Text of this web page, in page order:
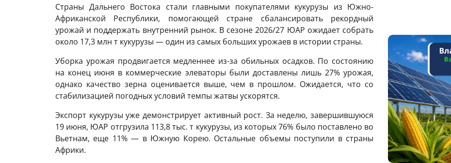
Страны Дальнего Востока стали главными покупателями кукурузы из Южно-
Африканской Республики, помогающей стране сбалансировать рекордный
урожай и поддержать внутренний рынок. В сезоне 2026/27 ЮАР ожидает собрать
около 17,3 млн т кукурузы — один из самых больших урожаев в истории страны.
Уборка урожая продвигается медленнее из-за обильных осадков. По состоянию
на конец июня в коммерческие элеваторы были доставлены лишь 27% урожая,
однако качество зерна оценивается выше, чем в прошлом. Ожидается, что со
стабилизацией погодных условий темпы жатвы ускорятся.
Экспорт кукурузы уже демонстрирует активный рост. За неделю, завершившуюся
19 июня, ЮАР отгрузила 113,8 тыс. т кукурузы, из которых 76% было поставлено во
Вьетнам, еще 11% — в Южную Корею. Остальные объемы поступили в страны
Африки.